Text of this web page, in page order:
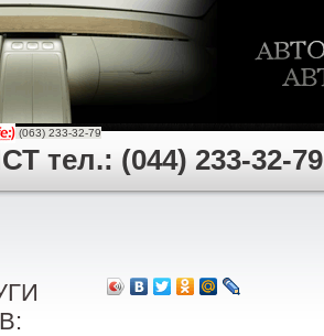
(063) 233-32-79
тел.: (044) 233-32-79